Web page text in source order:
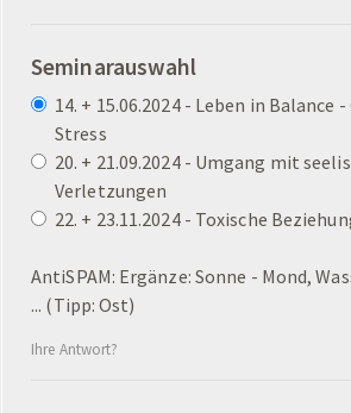
Se­mi­nar­aus­wahl
14. + 15.06.2024 - Leben in Balance
Stress
20. + 21.09.2024 - Umgang mit
Verletzungen
22. + 23.11.2024 - Toxische
AntiSPAM: Ergänze: Sonne - Mond,
... (Tipp: Ost)